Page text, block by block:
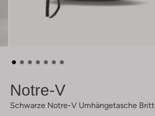
Notre-V
Schwarze Notre-V Umhängetasche Britt